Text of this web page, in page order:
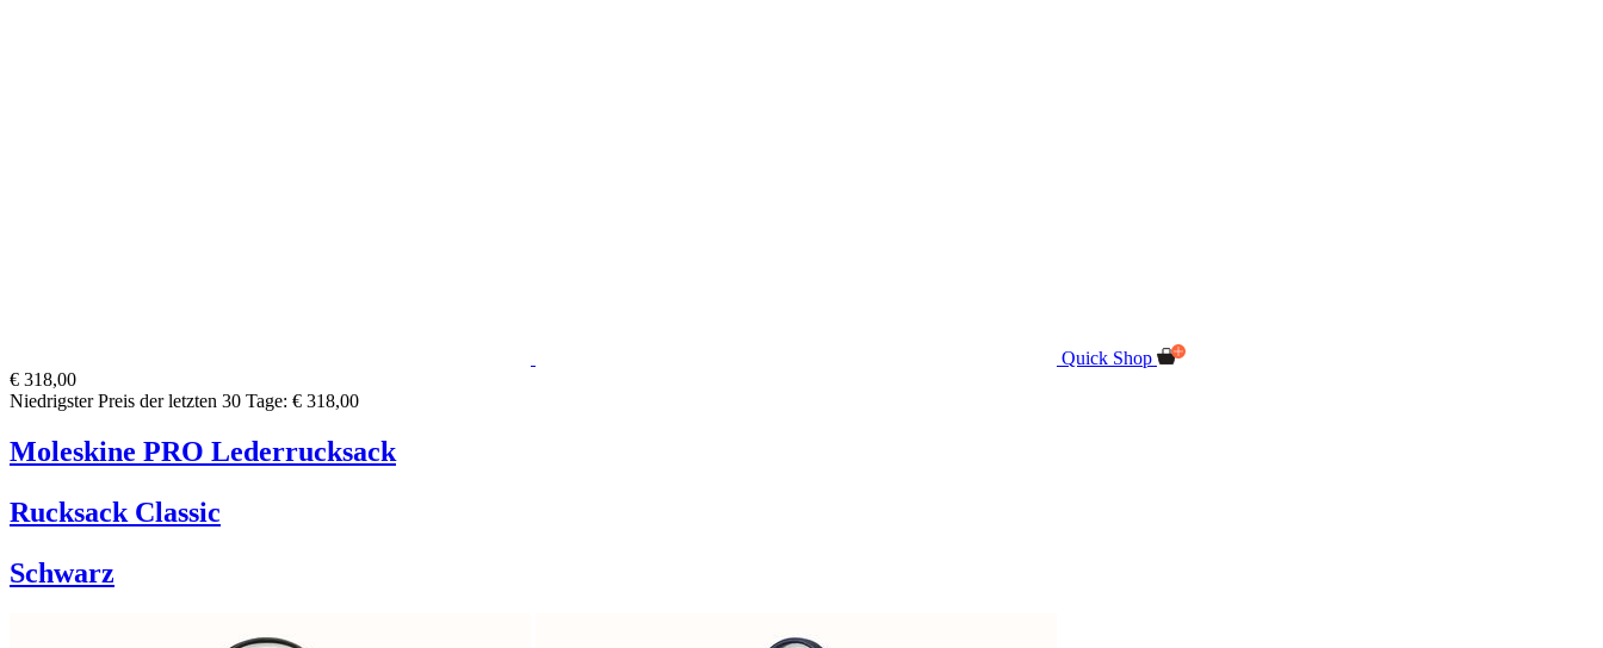
Quick Shop
€ 318,00
Niedrigster Preis der letzten 30 Tage: € 318,00
Moleskine PRO Lederrucksack
Rucksack Classic
Schwarz